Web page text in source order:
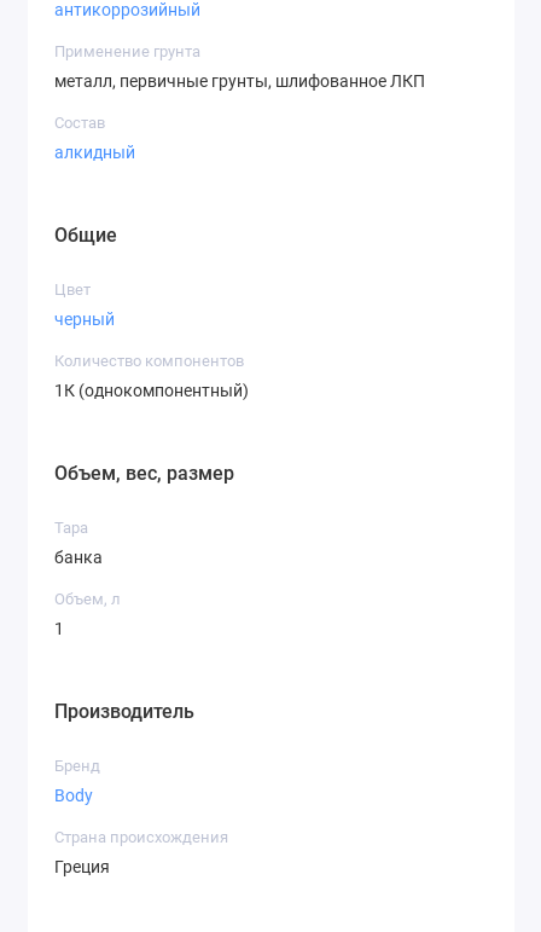
антикоррозийный
Применение грунта
металл, первичные грунты, шлифованное ЛКП
Состав
алкидный
Общие
Цвет
черный
Количество компонентов
1К (однокомпонентный)
Объем, вес, размер
Тара
банка
Объем, л
1
Производитель
Бренд
Body
Страна происхождения
Греция